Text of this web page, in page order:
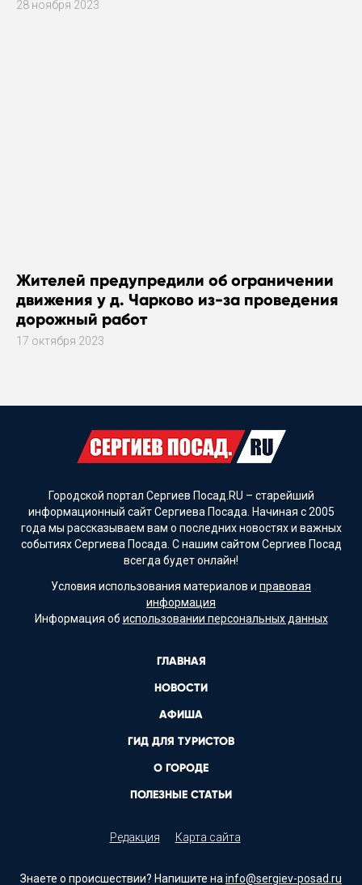
28 ноября 2023
Жителей предупредили об ограничении
движения у д. Чарково из-за проведения
дорожный работ
17 октября 2023
Городской портал Сергиев Посад.RU – старейший
информационный сайт Сергиева Посада. Начиная с 2005
года мы рассказываем вам о последних новостях и важных
событиях Сергиева Посада. С нашим сайтом Сергиев Посад
всегда будет онлайн!
Условия использования материалов и правовая
информация
Информация об использовании персональных данных
ГЛАВНАЯ
НОВОСТИ
АФИША
ГИД ДЛЯ ТУРИСТОВ
О ГОРОДЕ
ПОЛЕЗНЫЕ СТАТЬИ
Редакция Карта сайта
Знаете о происшествии? Напишите на info@sergiev-posad.ru